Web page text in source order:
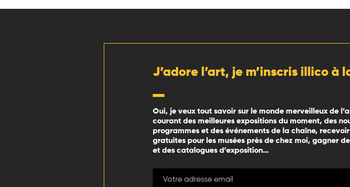
J’adore l’art, je m’inscris illico à
Oui, je veux tout savoir sur le monde merveilleux de
courant des meilleures expositions du moment, des
programmes et des événements de la chaîne,
gratuites pour les musées près de chez moi, gagner
et des catalogues d’exposition…